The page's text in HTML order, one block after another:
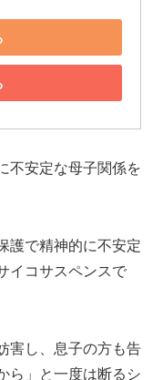
不安定な母子関係を
護で精神的に不安定
イコサスペンスで
害し、息子の方も告
ら」と一度は断るシ